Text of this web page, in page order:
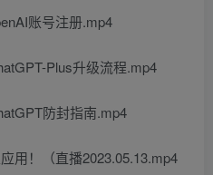
账号注册.mp4
Plus升级流程.mp4
防封指南.mp4
用！（直播2023.05.13.mp4